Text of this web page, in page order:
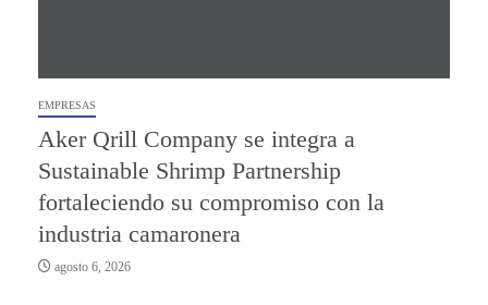
EMPRESAS
Aker Qrill Company se integra a
Sustainable Shrimp Partnership
fortaleciendo su compromiso con la
industria camaronera
agosto 6, 2026